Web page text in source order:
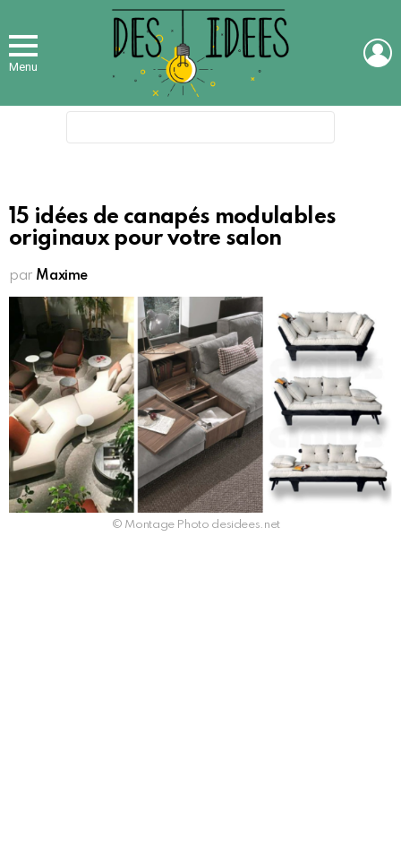
Menu
15 idées de canapés modulables
originaux pour votre salon
par Maxime
© Montage Photo desidees.net